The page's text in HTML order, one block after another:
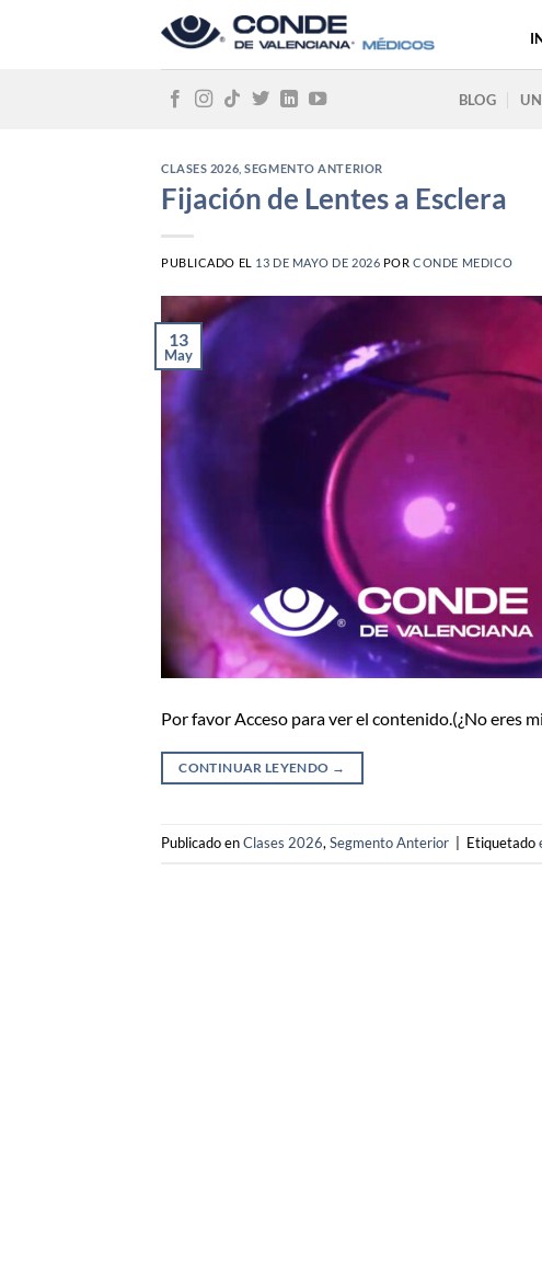
BLOG
CLASES 2026 ,SEGMENTO ANTERIOR
Fijación de Lentes a Esclera
PUBLICADO EL 13 DE MAYO DE 2026 PORCONDE MEDICO
13
May
Por favor Acceso para ver el contenido.(¿No eres
CONTINUAR LEYENDO →
Publicado enClases 2026,Segmento Anterior Etiquetado